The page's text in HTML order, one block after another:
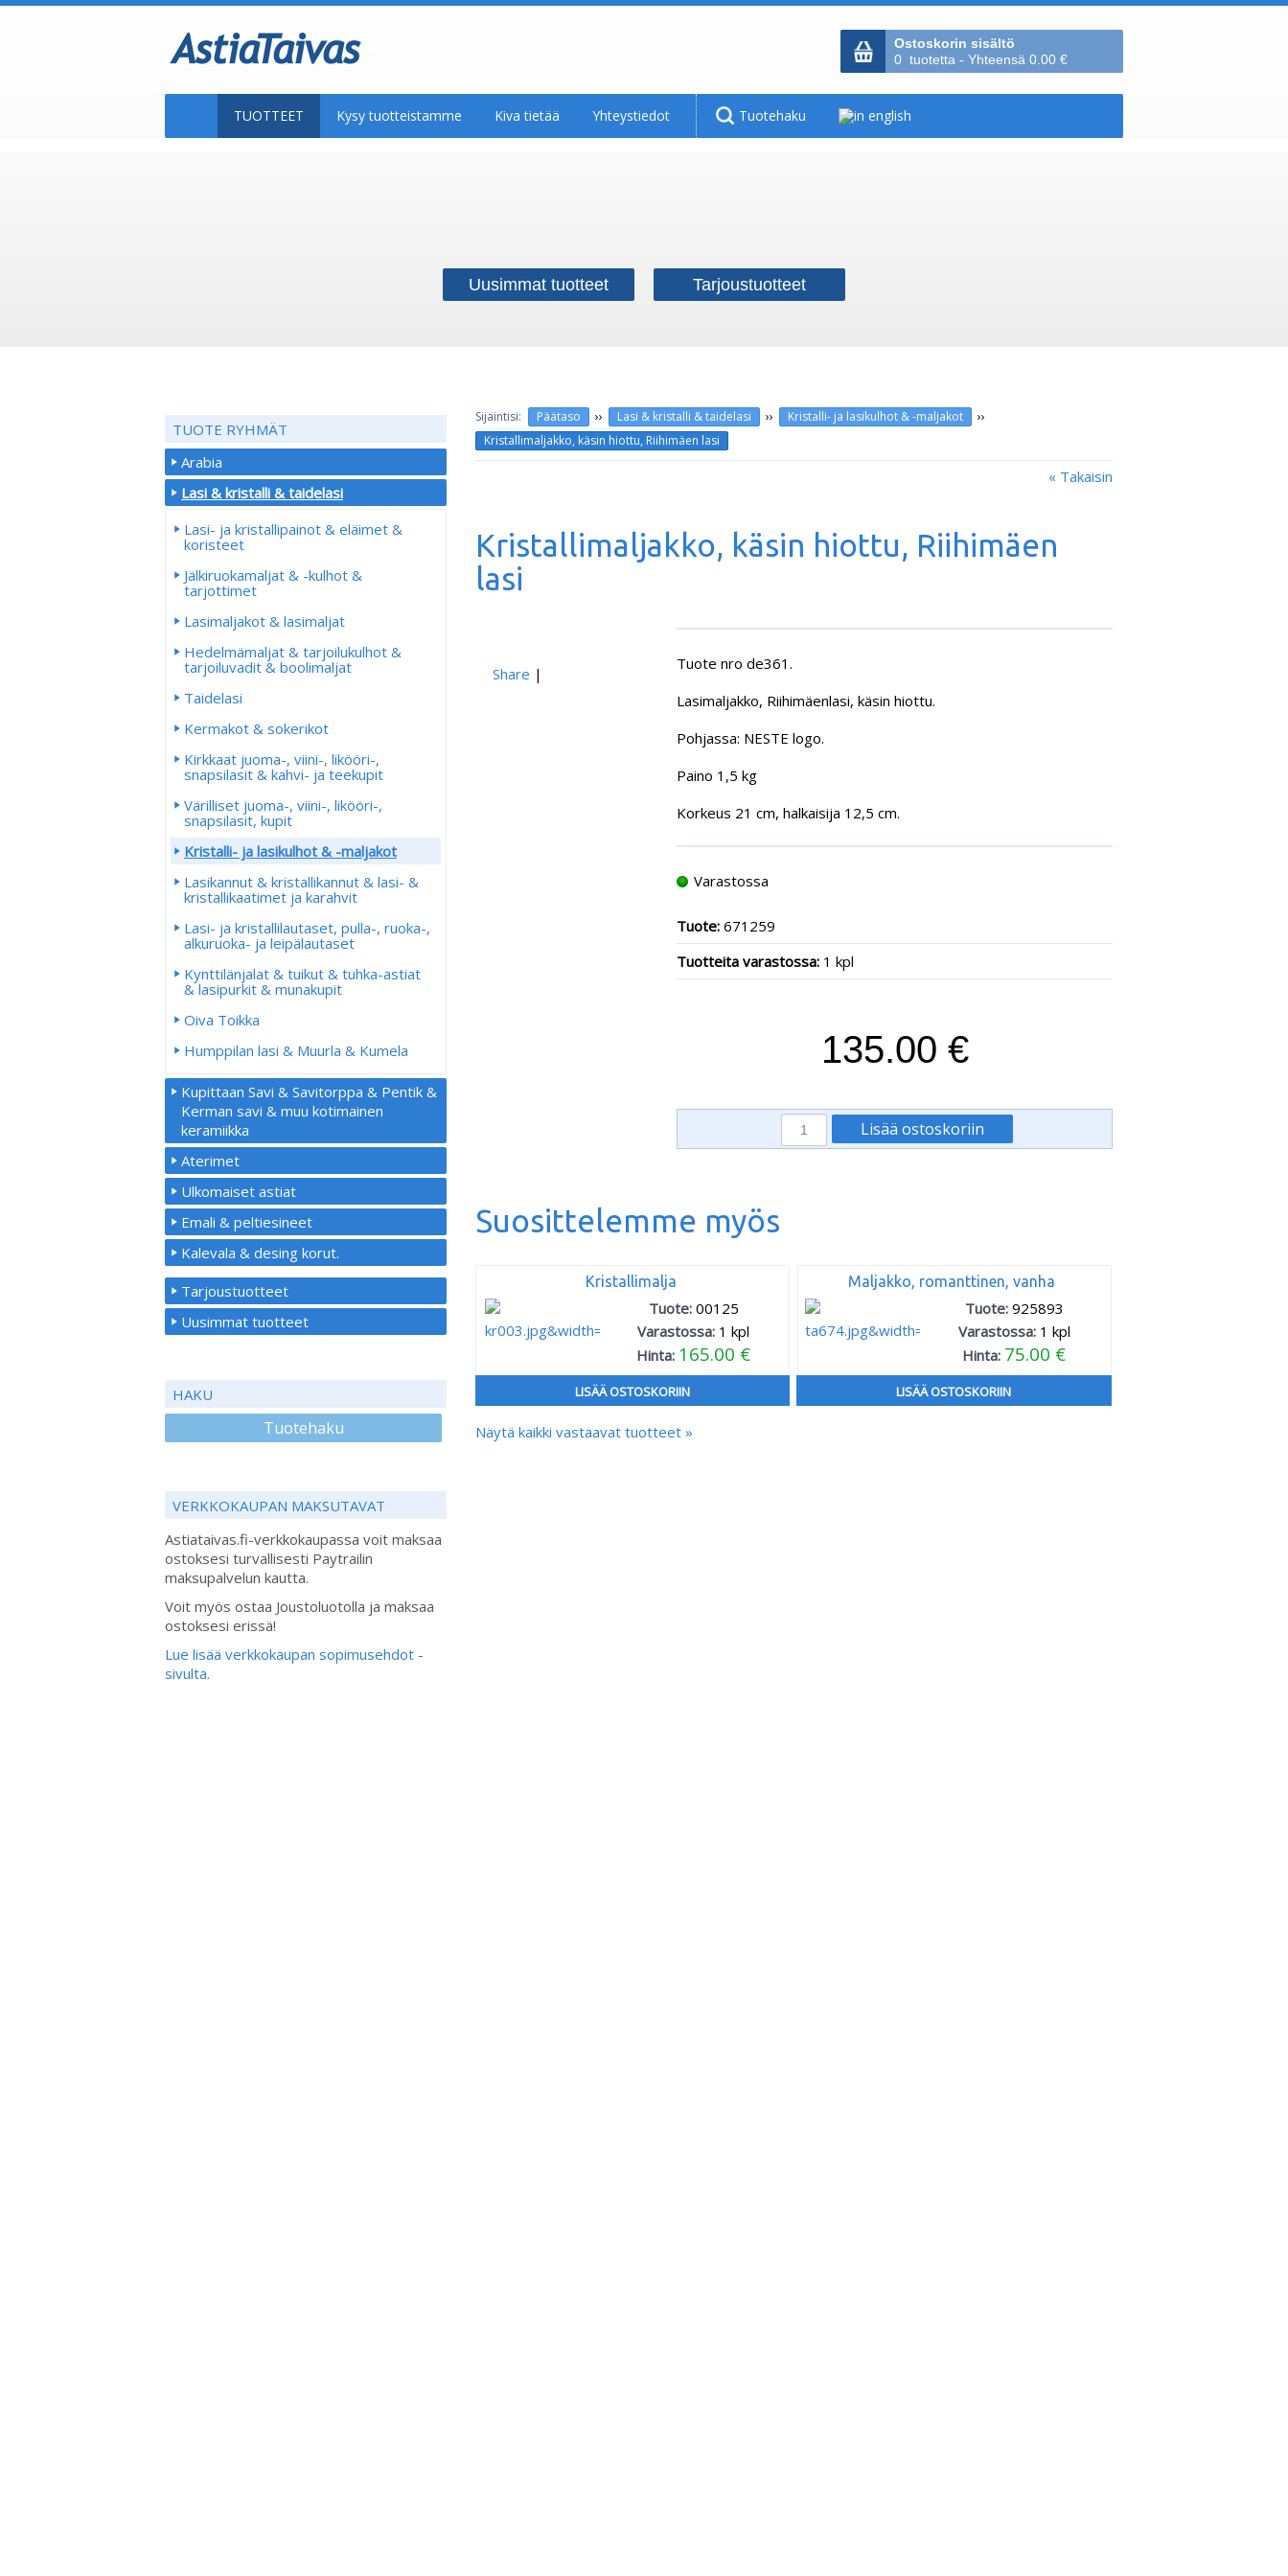
Ostoskorin sisältö
0 tuotetta - Yhteensä 0.00 €
TUOTTEET Kysy tuotteistamme Kiva tietää Yhteystiedot Tuotehaku
Uusimmat tuotteet Tarjoustuotteet
Päätaso ›› Lasi & kristalli & taidelasi ›› Kristalli- ja lasikulhot & -maljakot ››
Kristallimaljakko, käsin hiottu, Riihimäen lasi
« Takaisin
Kristallimaljakko, käsin hiottu, Riihimäen
lasi
Share |
Tuote nro de361.
Lasimaljakko, Riihimäenlasi, käsin hiottu.
Pohjassa: NESTE logo.
Paino 1,5 kg
Korkeus 21 cm, halkaisija 12,5 cm.
Varastossa
Tuote: 671259
Tuotteita varastossa: 1 kpl
135.00 €
Suosittelemme myös
Kristallimalja
Tuote: 00125
Varastossa: 1 kpl
Hinta: 165.00 €
LISÄÄ OSTOSKORIIN
Maljakko, romanttinen, vanha
Tuote: 925893
Varastossa: 1 kpl
Hinta: 75.00 €
LISÄÄ OSTOSKORIIN
Näytä kaikki vastaavat tuotteet »
TUOTE RYHMÄT
Arabia
Lasi & kristalli & taidelasi
Lasi- ja kristallipainot & eläimet &
koristeet
Jälkiruokamaljat & -kulhot &
tarjottimet
Lasimaljakot & lasimaljat
Hedelmämaljat & tarjoilukulhot &
tarjoiluvadit & boolimaljat
Taidelasi
Kermakot & sokerikot
Kirkkaat juoma-, viini-, likööri-,
snapsilasit & kahvi- ja teekupit
Värilliset juoma-, viini-, likööri-,
snapsilasit, kupit
Kristalli- ja lasikulhot & -maljakot
Lasikannut & kristallikannut & lasi- &
kristallikaatimet ja karahvit
Lasi- ja kristallilautaset, pulla-, ruoka-,
alkuruoka- ja leipälautaset
Kynttilänjalat & tuikut & tuhka-astiat
& lasipurkit & munakupit
Oiva Toikka
Humppilan lasi & Muurla & Kumela
Kupittaan Savi & Savitorppa & Pentik &
Kerman savi & muu kotimainen
keramiikka
Aterimet
Ulkomaiset astiat
Emali & peltiesineet
Kalevala & desing korut.
Tarjoustuotteet
Uusimmat tuotteet
HAKU
Tuotehaku
VERKKOKAUPAN MAKSUTAVAT
Astiataivas.fi-verkkokaupassa voit maksaa
ostoksesi turvallisesti Paytrailin
maksupalvelun kautta.
Voit myös ostaa Joustoluotolla ja maksaa
ostoksesi erissä!
Lue lisää verkkokaupan sopimusehdot -
sivulta.